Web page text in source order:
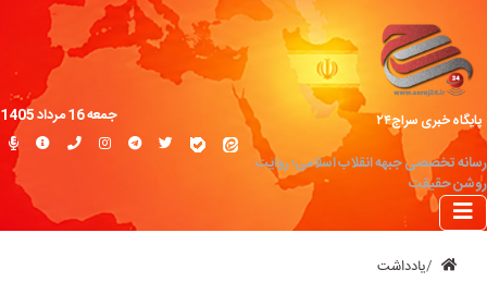
پایگاه خبری سراج۲۴
رسانه تخصصی جبهه انقلاب اسلامی؛ روایت
روشن حقیقت
جمعه 16 مرداد 1405
یادداشت